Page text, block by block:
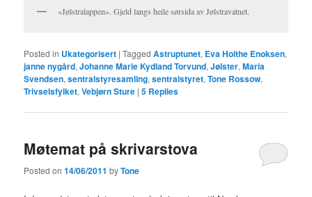
«Jølstralappen». Gjeld langs heile sørsida av Jølstravatnet.
Posted in Ukategorisert |Tagged Astruptunet, Eva Holthe Enoksen,
janne nygård,Johanne Marie Kydland Torvund,Jølster,Maria
Svendsen,sentralstyresamling,sentralstyret,Tone Rossow,
Trivselsfylket,Vebjørn Sture |5 Replies
Møtemat på skrivarstova
Posted on14/06/2011 byTone